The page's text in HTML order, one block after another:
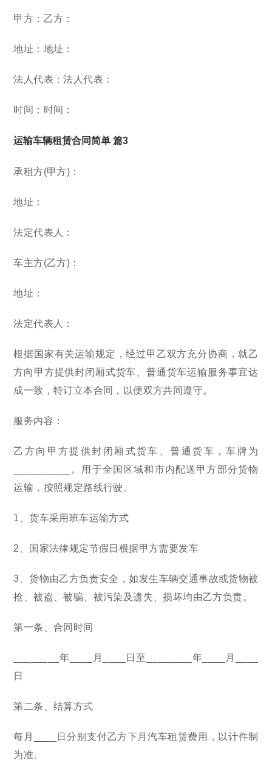
甲方：乙方：
地址：地址：
法人代表：法人代表：
时间：时间：
运输车辆租赁合同简单 篇3
承租方(甲方)：
地址：
法定代表人：
车主方(乙方)：
地址：
法定代表人：
根据国家有关运输规定，经过甲乙双方充分协商，就乙
方向甲方提供封闭厢式货车、普通货车运输服务事宜达
成一致，特订立本合同，以便双方共同遵守。
服务内容：
乙方向甲方提供封闭厢式货车、普通货车，车牌为
__________。用于全国区域和市内配送甲方部分货物
运输，按照规定路线行驶。
1、货车采用班车运输方式
2、国家法律规定节假日根据甲方需要发车
3、货物由乙方负责安全，如发生车辆交通事故或货物被
抢、被盗、被骗、被污染及遗失、损坏均由乙方负责。
第一条、合同时间
________年____月____日至________年____月____
日
第二条、结算方式
每月____日分别支付乙方下月汽车租赁费用，以计件制
为准。